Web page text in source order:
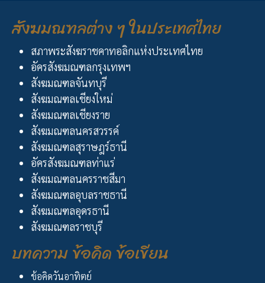
สังฆมณฑลต่าง ๆ ในประเทศไทย
สภาพระสังฆราชคาทอลิกแห่งประเทศไทย
อัครสังฆมณฑลกรุงเทพฯ
สังฆมณฑลจันทบุรี
สังฆมณฑลเชียงใหม่
สังฆมณฑลเชียงราย
สังฆมณฑลนครสวรรค์
สังฆมณฑลสุราษฎร์ธานี
อัครสังฆมณฑลท่าแร่
สังฆมณฑลนครราชสีมา
สังฆมณฑลอุบลราชธานี
สังฆมณฑลอุดรธานี
สังฆมณฑลราชบุรี
บทความ ข้อคิด ข้อเขียน
ข้อคิดวันอาทิตย์